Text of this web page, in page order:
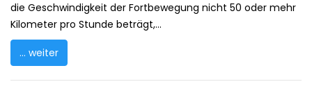
die Geschwindigkeit der Fortbewegung nicht 50 oder mehr
Kilometer pro Stunde beträgt,...
... weiter